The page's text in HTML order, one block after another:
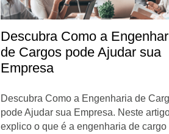
Descubra Como a
de Cargos pode Ajudar sua
Empresa
Descubra Como a Engenharia de
pode Ajudar sua Empresa. Neste
explico o que é a engenharia de cargo